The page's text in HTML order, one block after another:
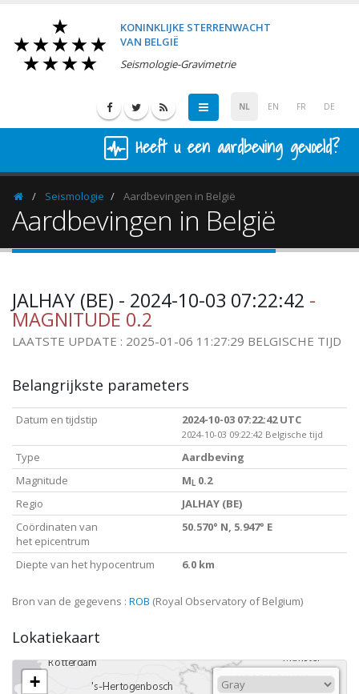
KONINKLIJKE STERRENWACHT
VAN BELGIË
Seismologie-Gravimetrie
NL EN FR DE
Heeft u een aardbeving gevoeld?
HomepageSeismologie Aardbevingen in België
Aardbevingen in België
JALHAY (BE) - 2024-10-03 07:22:42 -
MAGNITUDE 0.2
LAATSTE UPDATE : 2025-01-06 11:27:29 BELGISCHE TIJD
Belangrijkste parameters
Datum en tijdstip 2024-10-03 07:22:42 UTC
2024-10-03 09:22:42 Belgische tijd
Type
Aardbeving
Magnitude
M L 0.2
Regio
JALHAY (BE)
Coördinaten van
het epicentrum
50.570° N, 5.947° E
Diepte van het hypocentrum 6.0 km
Bron van de gegevens : ROB (Royal Observatory of Belgium)
Lokatiekaart
+